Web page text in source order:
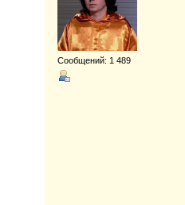
Сообщений: 1 489